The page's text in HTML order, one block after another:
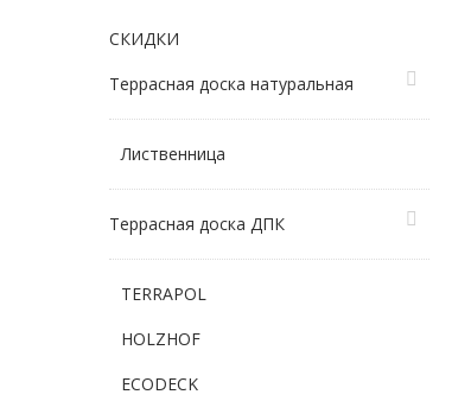
СКИДКИ
Террасная доска натуральная
Лиственница
Террасная доска ДПК
TERRAPOL
HOLZHOF
ECODECK